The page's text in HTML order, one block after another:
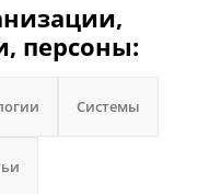
персоны:
Системы